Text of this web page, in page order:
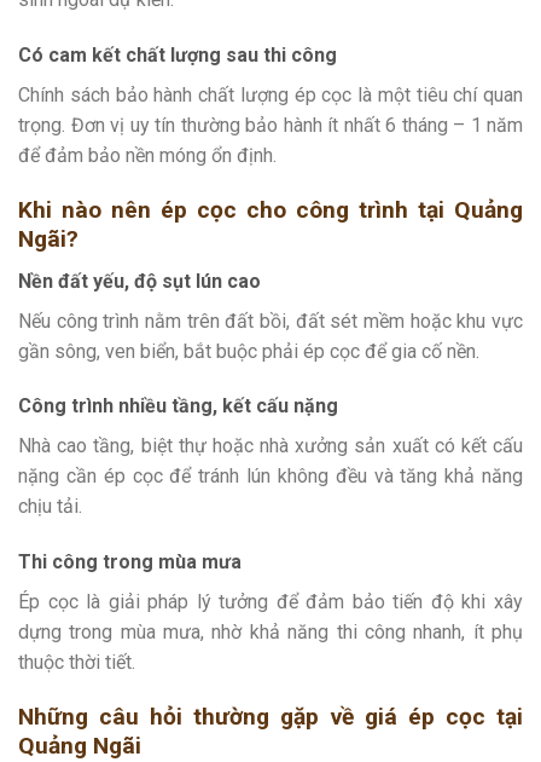
Có cam kết chất lượng sau thi công
Chính sách bảo hành chất lượng ép cọc là một tiêu chí quan
trọng. Đơn vị uy tín thường bảo hành ít nhất 6 tháng – 1 năm
để đảm bảo nền móng ổn định.
Khi nào nên ép cọc cho công trình tại Quảng
Ngãi?
Nền đất yếu, độ sụt lún cao
Nếu công trình nằm trên đất bồi, đất sét mềm hoặc khu vực
gần sông, ven biển, bắt buộc phải ép cọc để gia cố nền.
Công trình nhiều tầng, kết cấu nặng
Nhà cao tầng, biệt thự hoặc nhà xưởng sản xuất có kết cấu
nặng cần ép cọc để tránh lún không đều và tăng khả năng
chịu tải.
Thi công trong mùa mưa
Ép cọc là giải pháp lý tưởng để đảm bảo tiến độ khi xây
dựng trong mùa mưa, nhờ khả năng thi công nhanh, ít phụ
thuộc thời tiết.
Những câu hỏi thường gặp về giá ép cọc tại
Quảng Ngãi